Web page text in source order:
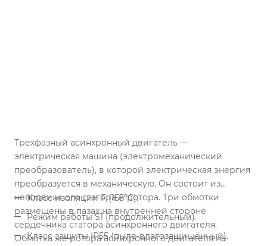
Трехфазный асинхронный двигатель —
электрическая машина (электромеханический
преобразователь), в которой электрическая энергия
преобразуется в механическую. Он состоит из
неподвижного статора и ротора. Три обмотки
размещены в пазах на внутренней стороне
сердечника статора асинхронного двигателя.
Обмотка же ротора асинхронного двигателя не
Класс изоляции F (155ºС).
Режим работы S1 (продолжительный).
Класс защиты IP55 (пыле-влагозащищённый).